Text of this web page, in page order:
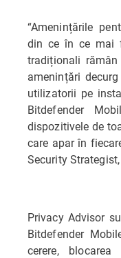
“Amenințările
din ce în ce mai
tradiționali
amenințări
utilizatorii pe
Bitdefender
dispozitivele de
care apar în
Security
Privacy Advisor
Bitdefender
cerere,